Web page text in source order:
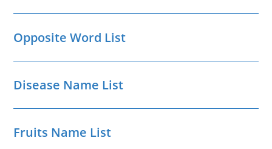
Opposite Word List
Disease Name List
Fruits Name List